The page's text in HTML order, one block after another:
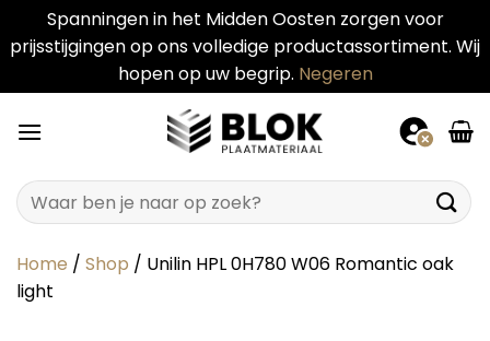
Spanningen in het Midden Oosten zorgen voor
prijsstijgingen op ons volledige productassortiment. Wij
hopen op uw begrip. Negeren
naar
Zoeken
naar:
Home / Shop / Unilin HPL 0H780 W06 Romantic oak
light